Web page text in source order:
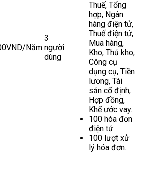
Năm
3
người
dùng
Thuế, Tổng
hợp, Ngân
hàng điện tử,
Thuế điện tử,
Mua hàng,
Kho, Thủ kho,
Công cụ
dụng cụ, Tiền
lương, Tài
sản cố định,
Hợp đồng,
Khế ước vay.
100 hóa đơn
điện tử.
100 lượt xử
lý hóa đơn.